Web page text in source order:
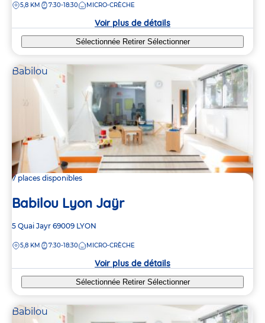
la
DISTANCE
5,8 KM 7:30-18:30 MICRO-CRÈCHE
Voir plus de détails
Sélectionnée Retirer Sélectionner
Babilou
7 places disponibles
Babilou Lyon Jaÿr
Adresse
la
5 Quai Jayr 69009 LYON
DISTANCE
5,8 KM 7:30-18:30 MICRO-CRÈCHE
Voir plus de détails
Sélectionnée Retirer Sélectionner
Babilou